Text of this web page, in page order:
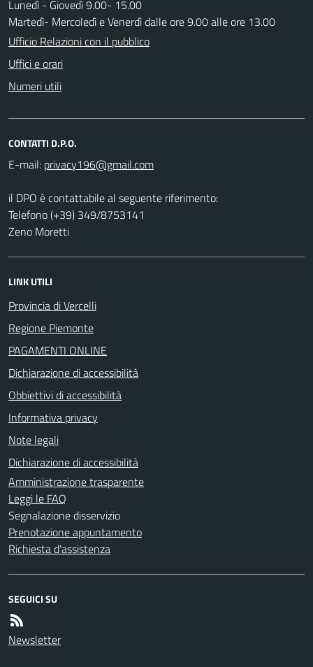
Lunedì - Giovedì 9.00- 15.00
Martedì- Mercoledì e Venerdì dalle ore 9.00 alle ore 13.00
Ufficio Relazioni con il pubblico
Uffici e orari
Numeri utili
CONTATTI D.P.O.
E-mail:
il DPO è contattabile al seguente riferimento:
Telefono (+39) 349/8753141
Zeno Moretti
LINK UTILI
Provincia di Vercelli
Regione Piemonte
PAGAMENTI ONLINE
Dichiarazione di accessibilità
Obbiettivi di accessibilità
Informativa privacy
Note legali
Dichiarazione di accessibilità
Amministrazione trasparente
Leggi le FAQ
Segnalazione disservizio
Prenotazione appuntamento
Richiesta d'assistenza
SEGUICI SU
Newsletter